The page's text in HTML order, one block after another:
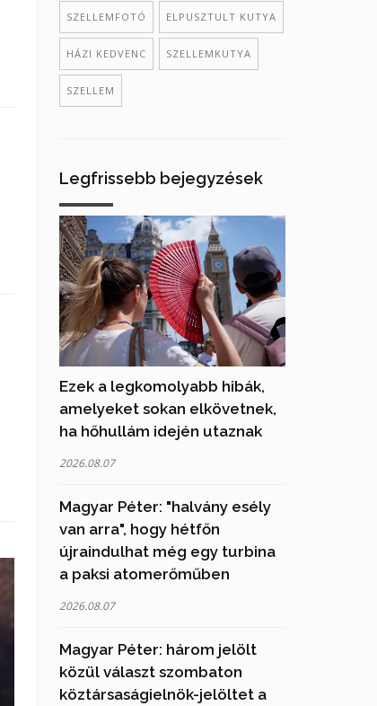
SZELLEMFOTÓ ELPUSZTULT KUTYA
HÁZI KEDVENC SZELLEMKUTYA
SZELLEM
Legfrissebb bejegyzések
Ezek a legkomolyabb hibák,
amelyeket sokan elkövetnek,
ha hőhullám idején utaznak
2026.08.07
Magyar Péter: "halvány esély
van arra", hogy hétfőn
újraindulhat még egy turbina
a paksi atomerőműben
2026.08.07
Magyar Péter: három jelölt
közül választ szombaton
köztársaságielnök-jelöltet a